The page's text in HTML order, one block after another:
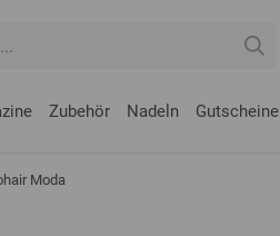
Zubehör Nadeln Gutscheine
Moda